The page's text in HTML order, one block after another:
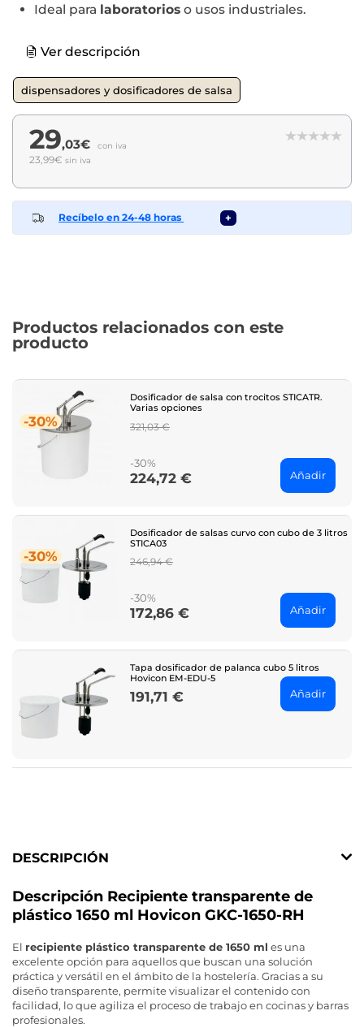
Ideal para laboratorios o usos industriales.
Ver descripción
dispensadores y dosificadores de salsa
29,03€ con iva
23,99€ sin iva
Recíbelo en 24-48 horas +
Productos relacionados con este
producto
-30%
Dosificador de salsa con trocitos STICATR.
Varias opciones
Regular
321,03 €
-30%
Price
224,72 € Añadir
-30%
Dosificador de salsas curvo con cubo de 3 litros
STICA03
Regular
246,94 €
-30%
Price
172,86 € Añadir
Tapa dosificador de palanca cubo 5 litros
Hovicon EM-EDU-5
Price
191,71 € Añadir
DESCRIPCIÓN
Descripción Recipiente transparente de
plástico 1650 ml Hovicon GKC-1650-RH
El recipiente plástico transparente de 1650 ml es una
excelente opción para aquellos que buscan una solución
práctica y versátil en el ámbito de la hostelería. Gracias a su
diseño transparente, permite visualizar el contenido con
facilidad, lo que agiliza el proceso de trabajo en cocinas y barras
profesionales.